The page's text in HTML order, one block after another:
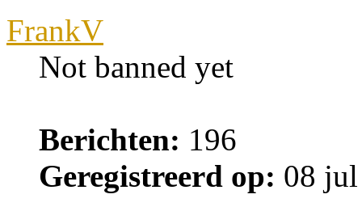
FrankV
Not banned yet
Berichten: 196
Geregistreerd op: 08